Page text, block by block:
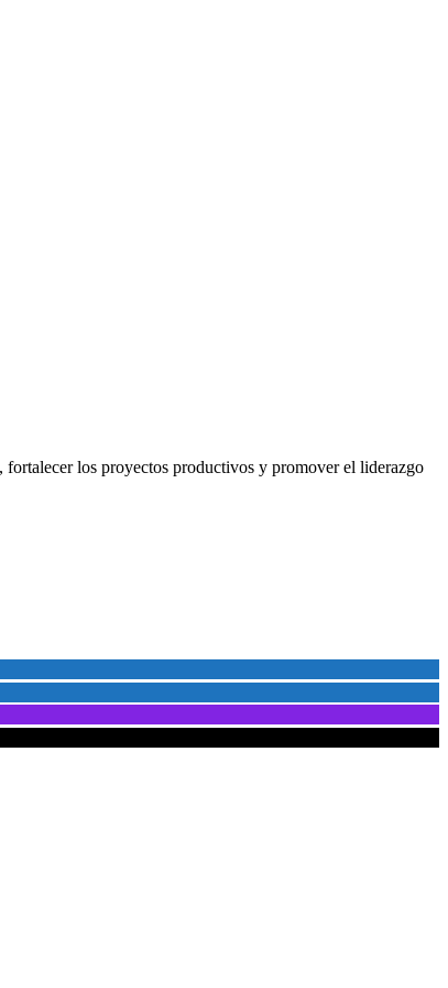
fortalecer los proyectos productivos y promover el liderazgo